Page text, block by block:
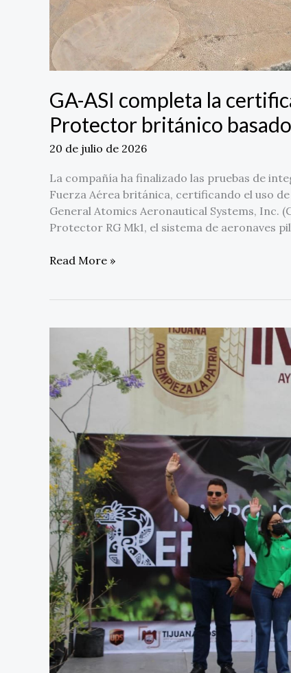
GA-ASI completa la
Protector británico
20 de julio de 2026
La compañía ha finalizado las pruebas de
Fuerza Aérea británica, certificando el uso
General Atomics Aeronautical Systems, Inc.
Protector RG Mk1, el sistema de aeronaves
9B
Read More »
impulsa
intervención
de
fortalecimiento
de
arbolado
urbano
en
Tijuana
bajo
criterios
de
ingeniería
ecológica